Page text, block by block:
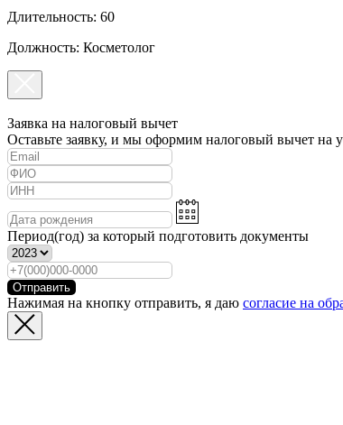
Длительность: 60
Должность: Косметолог
Заявка на налоговый вычет
Оставьте заявку, и мы оформим налоговый вычет на
Период(год) за который подготовить документы
Отправить
Нажимая на кнопку отправить, я даю согласие на